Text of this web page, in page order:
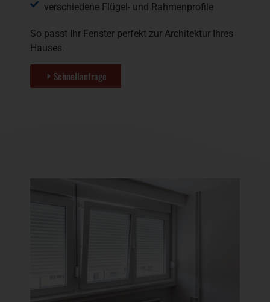
verschiedene Flügel- und Rahmenprofile
So passt Ihr Fenster perfekt zur Architektur Ihres
Hauses.
Schnellanfrage